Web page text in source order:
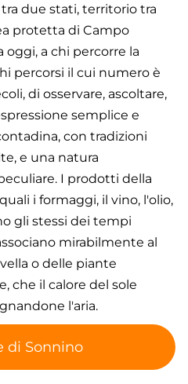
due stati, territorio tra
protetta di Campo
oggi, a chi percorre la
percorsi il cui numero è
di osservare, ascoltare,
semplice e
con tradizioni
e una natura
I prodotti della
i formaggi, il vino, l'olio,
gli stessi dei tempi
mirabilmente al
o delle piante
che il calore del sole
l'aria.
di Sonnino